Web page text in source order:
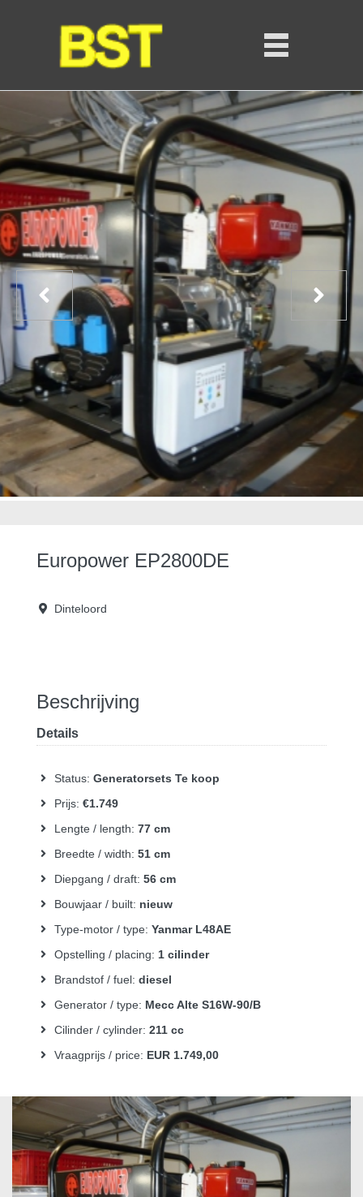
Europower EP2800DE
Dinteloord
Beschrijving
Details
Status: Generatorsets Te koop
Prijs: €1.749
Lengte / length: 77 cm
Breedte / width: 51 cm
Diepgang / draft: 56 cm
Bouwjaar / built: nieuw
Type-motor / type: Yanmar L48AE
Opstelling / placing: 1 cilinder
Brandstof / fuel: diesel
Generator / type: Mecc Alte S16W-90/B
Cilinder / cylinder: 211 cc
Vraagprijs / price: EUR 1.749,00